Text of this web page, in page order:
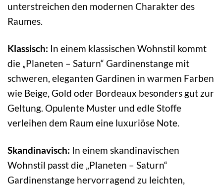
unterstreichen den modernen Charakter des
Raumes.
Klassisch: In einem klassischen Wohnstil kommt
die „Planeten – Saturn“ Gardinenstange mit
schweren, eleganten Gardinen in warmen Farben
wie Beige, Gold oder Bordeaux besonders gut zur
Geltung. Opulente Muster und edle Stoffe
verleihen dem Raum eine luxuriöse Note.
Skandinavisch: In einem skandinavischen
Wohnstil passt die „Planeten – Saturn“
Gardinenstange hervorragend zu leichten,